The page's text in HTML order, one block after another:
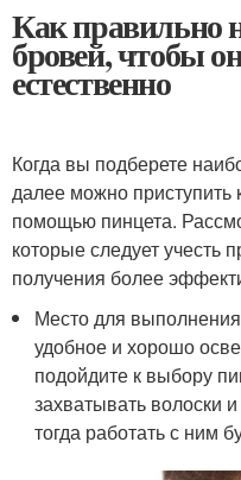
Как правильно
бровей, чтобы
естественно
Когда вы подберете
далее можно
помощью пинцета.
которые следует учесть
получения более
Место для
удобное и хорошо
подойдите к выбору
захватывать волоски
тогда работать с ним